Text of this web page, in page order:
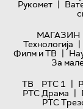
Рукомет |
МАГАЗИН
Технологијa |
Филм и ТВ |
За
ТВ
РТС 1 |
РТС Драма |
РТС